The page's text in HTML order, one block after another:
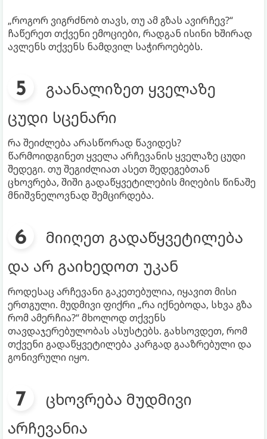
„როგორ ვიგრძნობ თავს, თუ ამ გზას ავირჩევ?“
ჩაწერეთ თქვენი ემოციები, რადგან ისინი ხშირად
ავლენს თქვენს ნამდვილ საჭიროებებს.
გაანალიზეთ ყველაზე
ცუდი სცენარი
რა შეიძლება არასწორად წავიდეს?
წარმოიდგინეთ ყველა არჩევანის ყველაზე ცუდი
შედეგი. თუ შეგიძლიათ ასეთ შედეგებთან
ცხოვრება, შიში გადაწყვეტილების მიღების წინაშე
მნიშვნელოვნად შემცირდება.
მიიღეთ გადაწყვეტილება
და არ გაიხედოთ უკან
როდესაც არჩევანი გაკეთებულია, იყავით მისი
ერთგული. მუდმივი ფიქრი „რა იქნებოდა, სხვა გზა
რომ ამერჩია?“ მხოლოდ თქვენს
თავდაჯერებულობას ასუსტებს. გახსოვდეთ, რომ
თქვენი გადაწყვეტილება კარგად გააზრებული და
გონივრული იყო.
ცხოვრება მუდმივი
არჩევანია